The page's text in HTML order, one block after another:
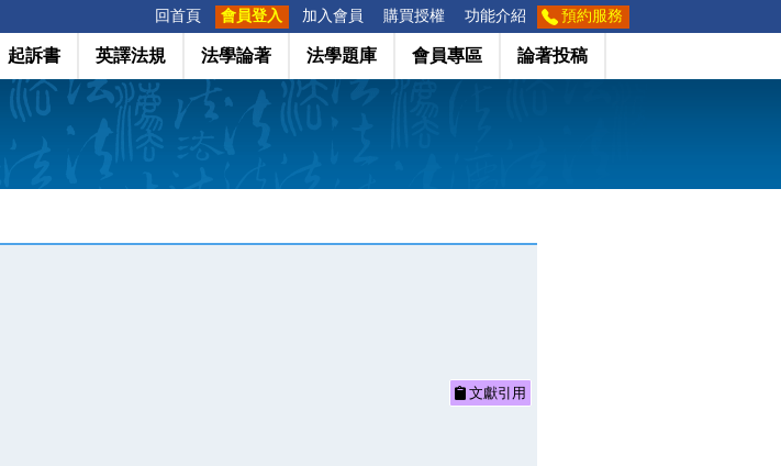
回首頁 會員登入 加入會員 購買授權 功能介紹 預約服務
起訴書 英譯法規 法學論著 法學題庫 會員專區 論著投稿
文獻引用